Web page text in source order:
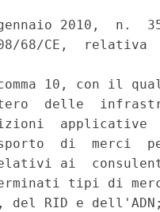
2010,  n.
68/CE,  relativa
10, con il
delle
di  merci
ai
tipi di
RID e